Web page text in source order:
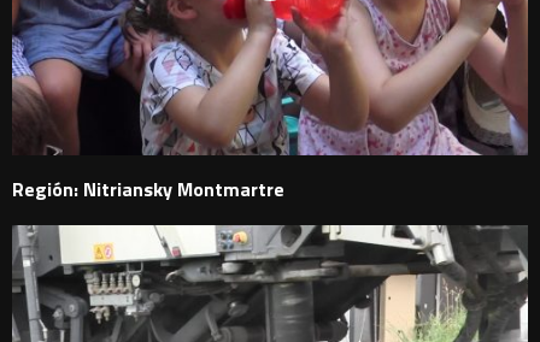
Región: Nitriansky Montmartre